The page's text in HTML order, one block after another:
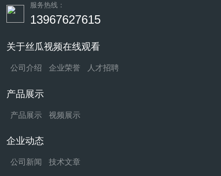
服务热线：
13967627615
关于丝瓜视频在线观看
公司介绍 企业荣誉 人才招聘
产品展示
产品展示 视频展示
企业动态
公司新闻 技术文章